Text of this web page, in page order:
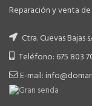
Reparación y venta
Ctra. Cuevas Bajas
Teléfono: 675 803
E-mail: